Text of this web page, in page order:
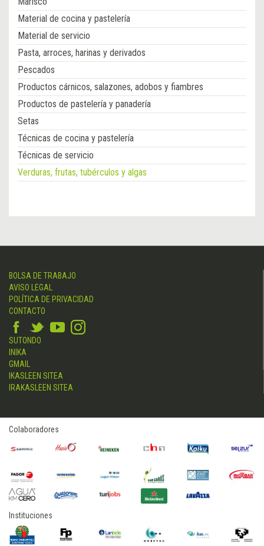
Material de cocina y pastelería
Material de servicio
Pasta, arroces, harinas y derivados
Pescados
Productos cárnicos, salazones, adobos y fiambres
Productos de pastelería y panadería
Setas
Técnicas de cocina y pastelería
Técnicas de servicio
Verduras, frutas, tubérculos y algas
BOLSA DE TRABAJO
AVISO LEGAL
POLÍTICA DE PRIVACIDAD
CONTACTO
SUTONDO
INIKA
GMAIL
IKASLEEN SITEA
IRAKASLEEN SITEA
Colaboradores
Instituciones